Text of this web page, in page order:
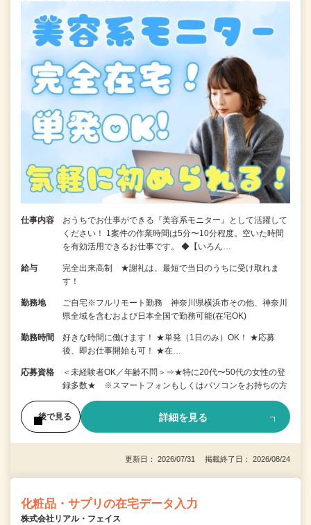
仕事内容
おうちでお仕事ができる『美容系モニター』として活躍して
ください！ 1案件の作業時間は5分〜10分程度。空いた時間
を有効活用できるお仕事です。 ◆【いろん…
給与
完全出来高制 ★謝礼は、最短で当日のうちに受け取れま
す！
勤務地
ご自宅※フルリモート勤務 神奈川県横浜市その他、神奈川
県全域を含むおよび日本全国で勤務可能(在宅OK)
勤務時間
好きな時間に働けます！ ★単発（1日のみ）OK！ ★応募
後、即お仕事開始も可！ ★在…
応募資格
＜未経験者OK／年齢不問＞⇒★特に20代〜50代の女性の登
録多数★ ※スマートフォンもしくはパソコンをお持ちの方
後で見る 詳細を見る
更新日： 2026/07/31 掲載終了日： 2026/08/24
化粧品・サプリの在宅データ入力
株式会社リアル・フェイス